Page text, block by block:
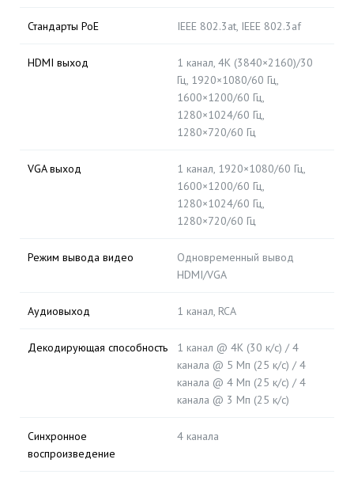
Стандарты PoE IEEE 802.3at, IEEE 802.3af
HDMI выход
1 канал, 4K (3840×2160)/30
Гц, 1920×1080/60 Гц,
1600×1200/60 Гц,
1280×1024/60 Гц,
1280×720/60 Гц
VGA выход
1 канал, 1920×1080/60 Гц,
1600×1200/60 Гц,
1280×1024/60 Гц,
1280×720/60 Гц
Режим вывода видео
Одновременный вывод
HDMI/VGA
Аудиовыход 1 канал, RCA
Декодирующая способность
1 канал @ 4K (30 к/с) / 4
канала @ 5 Мп (25 к/с) / 4
канала @ 4 Мп (25 к/с) / 4
канала @ 3 Мп (25 к/с)
Синхронное
воспроизведение
4 канала